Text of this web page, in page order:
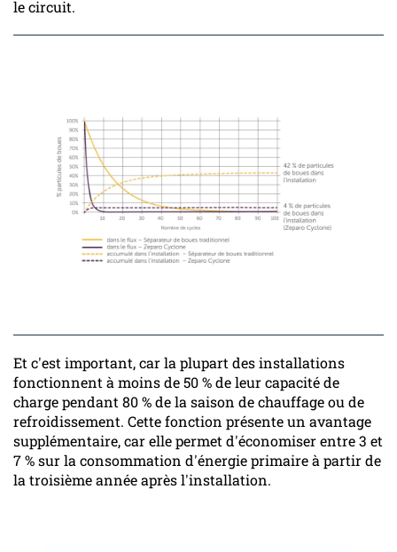
le circuit.
Et c'est important, car la plupart des installations
fonctionnent à moins de 50 % de leur capacité de
charge pendant 80 % de la saison de chauffage ou de
refroidissement. Cette fonction présente un avantage
supplémentaire, car elle permet d'économiser entre 3 et
7 % sur la consommation d'énergie primaire à partir de
la troisième année après l'installation.